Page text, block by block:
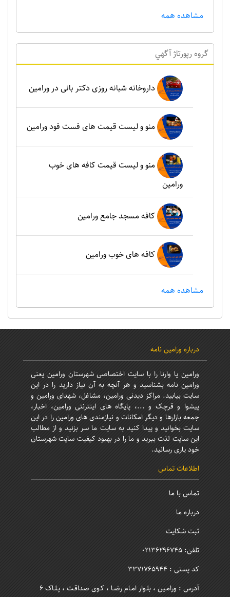
مشاهده همه
گروه رپورتاژ آگهي
داروخانه شبانه روزی دکتر بانی در ورامین
منو و لیست قیمت های فست فود ورامین
منو و لیست قیمت کافه های خوب
ورامین
کافه مسجد جامع ورامین
کافه های خوب ورامین
مشاهده همه
درباره ورامین نامه
ورامین یا وارنا را با سایت اختصاصی شهرستان ورامین یعنی
ورامین نامه بشناسید و هر آنچه به آن نیاز دارید را در این
سایت بیابید. مراکز دیدنی ورامین، مشاغل، شهدای ورامین و
پیشوا و قرچک و ...، پایگاه های اینترنتی ورامین، اخبار،
جمعه بازارها و دیگر امکانات و نیازمندی های ورامین را در این
سایت بخوانید و پیدا کنید به سایت ما سر بزنید و از مطالب
این سایت لذت ببرید و ما را در بهبود کیفیت سایت شهرستان
خود یاری رسانید.
اطلاعات تماس
تماس با ما
درباره ما
ثبت شکایت
تلفن: 02136296745
کد پستی : 3371765944
آدرس : ورامـین ، بلـوار امـام رضـا ، کـوی صداقـت ، پـلـاک 6